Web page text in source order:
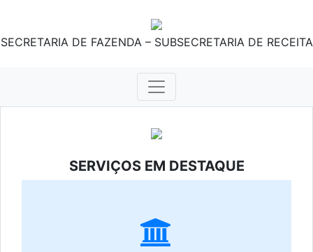
SECRETARIA DE FAZENDA – SUBSECRETARIA DE RECEITA
SERVIÇOS EM DESTAQUE